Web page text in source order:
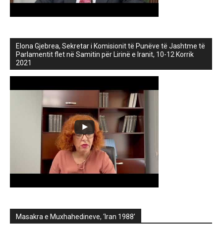
Elona Gjebrea, Sekretar i Komisionit të Punëve të Jashtme të
Parlamentit flet në Samitin për Lirinë e Iranit, 10-12 Korrik
2021
Masakra e Muxhahedineve, ‘Iran 1988’